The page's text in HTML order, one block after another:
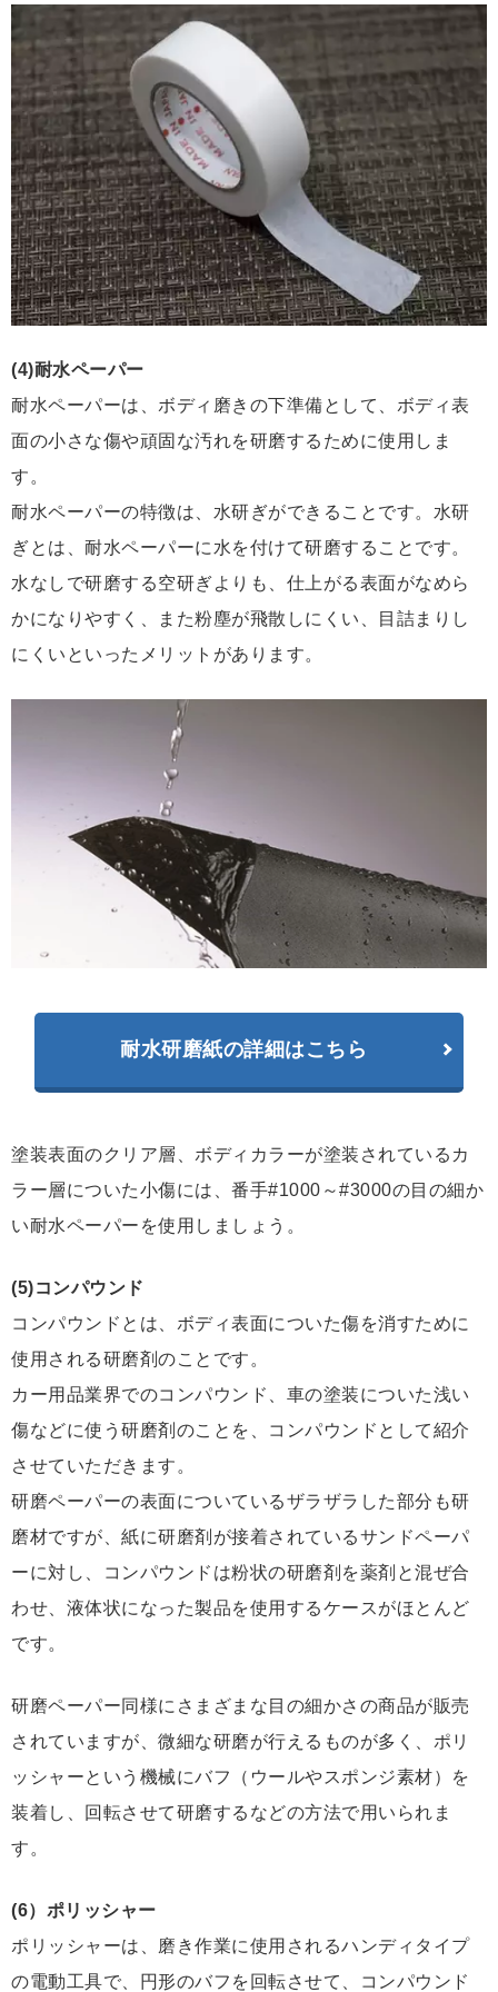
(4)耐水ペーパー
耐水ペーパーは、ボディ磨きの下準備として、ボディ表
面の小さな傷や頑固な汚れを研磨するために使用しま
す。
耐水ペーパーの特徴は、水研ぎができることです。水研
ぎとは、耐水ペーパーに水を付けて研磨することです。
水なしで研磨する空研ぎよりも、仕上がる表面がなめら
かになりやすく、また粉塵が飛散しにくい、目詰まりし
にくいといったメリットがあります。
耐水研磨紙の詳細はこちら
塗装表面のクリア層、ボディカラーが塗装されているカ
ラー層についた小傷には、番手#1000～#3000の目の細か
い耐水ペーパーを使用しましょう。
(5)コンパウンド
コンパウンドとは、ボディ表面についた傷を消すために
使用される研磨剤のことです。
カー用品業界でのコンパウンド、車の塗装についた浅い
傷などに使う研磨剤のことを、コンパウンドとして紹介
させていただきます。
研磨ペーパーの表面についているザラザラした部分も研
磨材ですが、紙に研磨剤が接着されているサンドペーパ
ーに対し、コンパウンドは粉状の研磨剤を薬剤と混ぜ合
わせ、液体状になった製品を使用するケースがほとんど
です。
研磨ペーパー同様にさまざまな目の細かさの商品が販売
されていますが、微細な研磨が行えるものが多く、ポリ
ッシャーという機械にバフ（ウールやスポンジ素材）を
装着し、回転させて研磨するなどの方法で用いられま
す。
(6）ポリッシャー
ポリッシャーは、磨き作業に使用されるハンディタイプ
の電動工具で、円形のバフを回転させて、コンパウンド